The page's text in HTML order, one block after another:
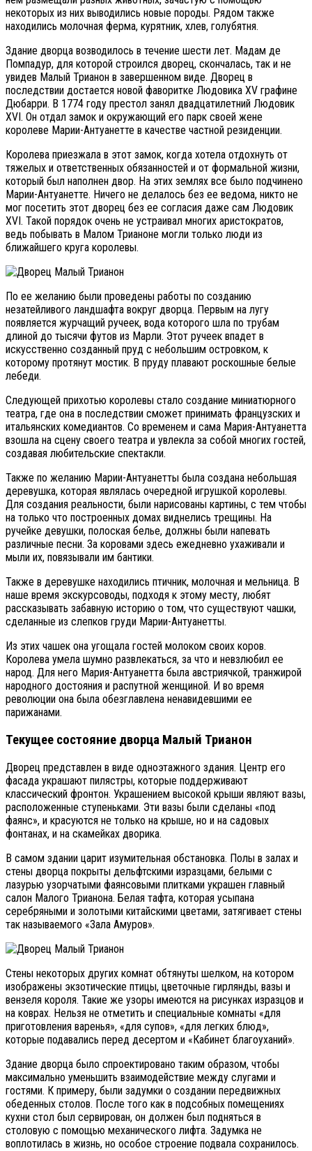
некоторых из них выводились новые породы. Рядом также
находились молочная ферма, курятник, хлев, голубятня.
Здание дворца возводилось в течение шести лет. Мадам де
Помпадур, для которой строился дворец, скончалась, так и не
увидев Малый Трианон в завершенном виде. Дворец в
последствии достается новой фаворитке Людовика XV графине
Дюбарри. В 1774 году престол занял двадцатилетний Людовик
XVI. Он отдал замок и окружающий его парк своей жене
королеве Марии-Антуанетте в качестве частной резиденции.
Королева приезжала в этот замок, когда хотела отдохнуть от
тяжелых и ответственных обязанностей и от формальной жизни,
который был наполнен двор. На этих землях все было подчинено
Марии-Антуанетте. Ничего не делалось без ее ведома, никто не
мог посетить этот дворец без ее согласия даже сам Людовик
XVI. Такой порядок очень не устраивал многих аристократов,
ведь побывать в Малом Трианоне могли только люди из
ближайшего круга королевы.
По ее желанию были проведены работы по созданию
незатейливого ландшафта вокруг дворца. Первым на лугу
появляется журчащий ручеек, вода которого шла по трубам
длиной до тысячи футов из Марли. Этот ручеек впадет в
искусственно созданный пруд с небольшим островком, к
которому протянут мостик. В пруду плавают роскошные белые
лебеди.
Следующей прихотью королевы стало создание миниатюрного
театра, где она в последствии сможет принимать французских и
итальянских комедиантов. Со временем и сама Мария-Антуанетта
взошла на сцену своего театра и увлекла за собой многих гостей,
создавая любительские спектакли.
Также по желанию Марии-Антуанетты была создана небольшая
деревушка, которая являлась очередной игрушкой королевы.
Для создания реальности, были нарисованы картины, с тем чтобы
на только что построенных домах виднелись трещины. На
ручейке девушки, полоская белье, должны были напевать
различные песни. За коровами здесь ежедневно ухаживали и
мыли их, повязывали им бантики.
Также в деревушке находились птичник, молочная и мельница. В
наше время экскурсоводы, подходя к этому месту, любят
рассказывать забавную историю о том, что существуют чашки,
сделанные из слепков груди Марии-Антуанетты.
Из этих чашек она угощала гостей молоком своих коров.
Королева умела шумно развлекаться, за что и невзлюбил ее
народ. Для него Мария-Антуанетта была австриячкой, транжирой
народного достояния и распутной женщиной. И во время
революции она была обезглавлена ненавидевшими ее
парижанами.
Текущее состояние дворца Малый Трианон
Дворец представлен в виде одноэтажного здания. Центр его
фасада украшают пилястры, которые поддерживают
классический фронтон. Украшением высокой крыши являют вазы,
расположенные ступеньками. Эти вазы были сделаны «под
фаянс», и красуются не только на крыше, но и на садовых
фонтанах, и на скамейках дворика.
В самом здании царит изумительная обстановка. Полы в залах и
стены дворца покрыты дельфтскими изразцами, белыми с
лазурью узорчатыми фаянсовыми плитками украшен главный
салон Малого Трианона. Белая тафта, которая усыпана
серебряными и золотыми китайскими цветами, затягивает стены
так называемого «Зала Амуров».
Стены некоторых других комнат обтянуты шелком, на котором
изображены экзотические птицы, цветочные гирлянды, вазы и
вензеля короля. Такие же узоры имеются на рисунках изразцов и
на коврах. Нельзя не отметить и специальные комнаты «для
приготовления варенья», «для супов», «для легких блюд»,
которые подавались перед десертом и «Кабинет благоуханий».
Здание дворца было спроектировано таким образом, чтобы
максимально уменьшить взаимодействие между слугами и
гостями. К примеру, были задумки о создании передвижных
обеденных столов. После того как в подсобных помещениях
кухни стол был сервирован, он должен был подняться в
столовую с помощью механического лифта. Задумка не
воплотилась в жизнь, но особое строение подвала сохранилось.